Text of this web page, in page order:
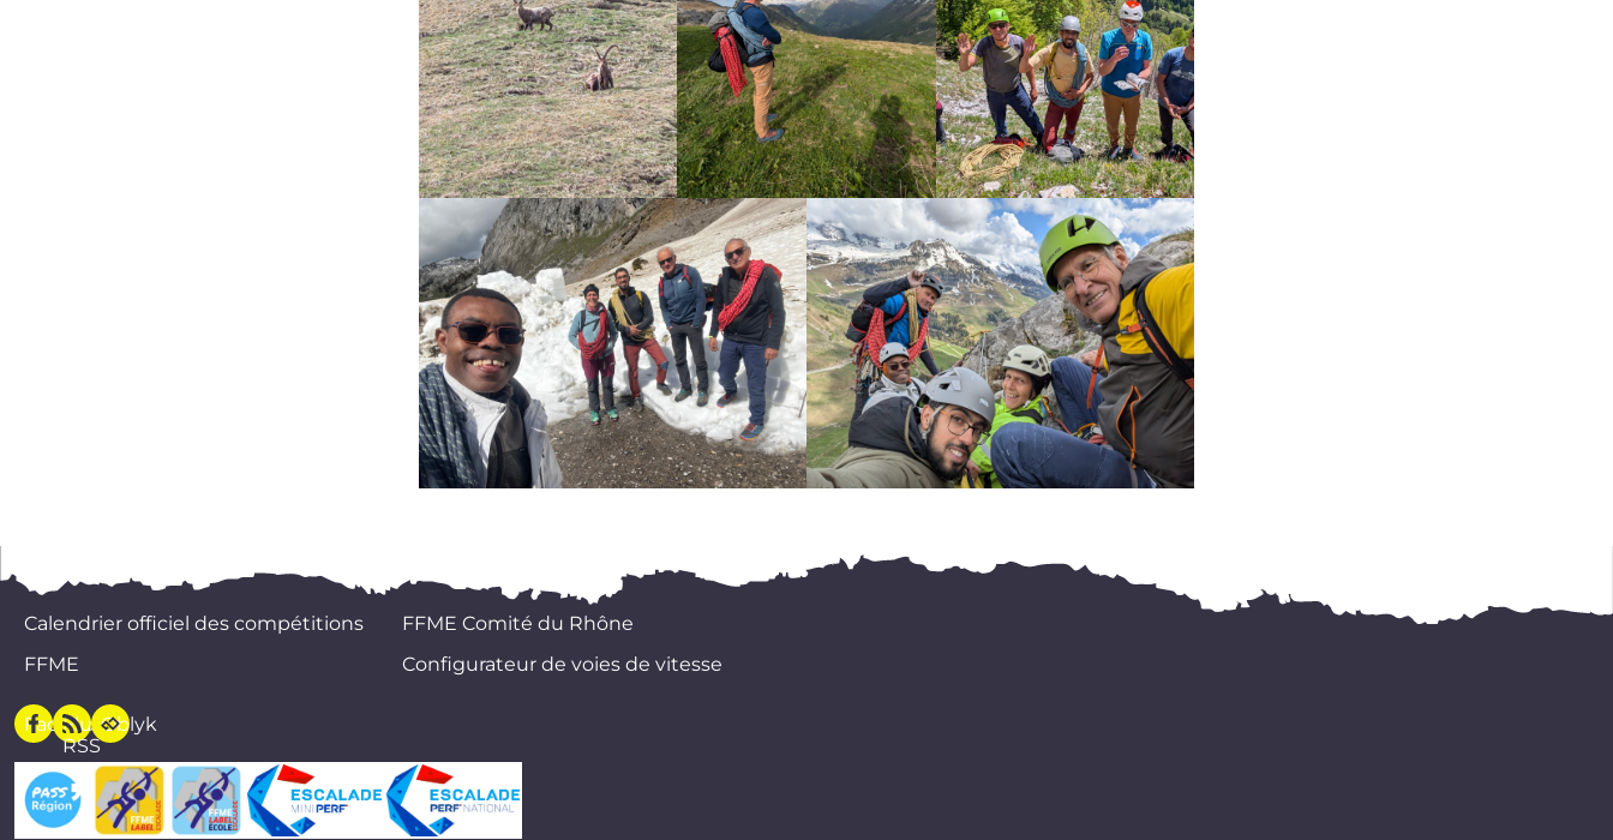
Calendrier officiel des compétitions
FFME
FFME Comité du Rhône
Configurateur de voies de vitesse
Facebook
Flux
RSS
Oblyk